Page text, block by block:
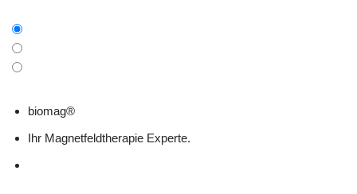
biomag®
Ihr Magnetfeldtherapie Experte.